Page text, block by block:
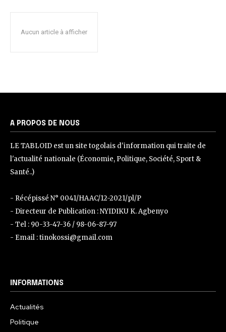
Aucun article à afficher
A PROPOS DE NOUS
LE TABLOID est un site togolais d'information qui traite de
l'actualité nationale (Économie, Politique, Société, Sport &
Santé..)
- Récépissé N° 0041/HAAC/12-2021/pl/P
- Directeur de Publication : NYIDIKU K. Agbenyo
- Tel : 90-33-47-36 / 98-06-87-97
- Email : tinokossi@gmail.com
INFORMATIONS
Actualités
Politique